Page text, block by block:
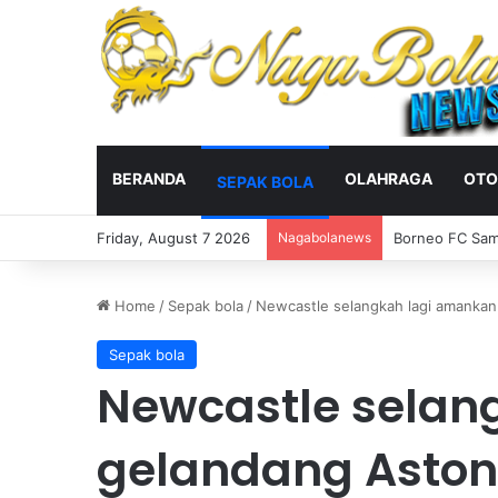
BERANDA SEPAK BOLA OLAHRAGA
Friday, August 7 2026 Nagabolanews Bek Baru
Home / Sepak bola / Newcastle selangkah lagi
Sepak bola
Newcastle
gelandang